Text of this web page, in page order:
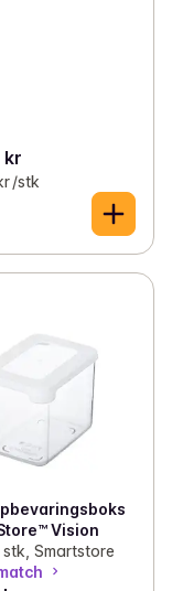
kr
/stk
Vision
Smartstore